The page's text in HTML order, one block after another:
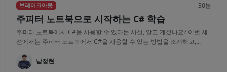
브레이크아웃 30분
주피터 노트북으로 시작하는 C# 학습
주피터 노트북에서 C#을 사용할 수 있다는 사실, 알고 계셨나요? 이번 세
션에서는 주피터 노트북에서 C#을 사용할 수 있는 방법을 소개하고,...
남정현